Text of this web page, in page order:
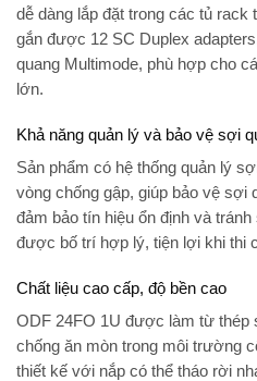
dễ dàng lắp đặt trong các tủ rack
gắn được 12 SC Duplex adapters
quang Multimode, phù hợp cho
lớn.
Khả năng quản lý và bảo vệ sợi
Sản phẩm có hệ thống quản lý
vòng chống gập, giúp bảo vệ sợi
đảm bảo tín hiệu ổn định và
được bố trí hợp lý, tiện lợi khi thi
Chất liệu cao cấp, độ bền cao
ODF 24FO 1U được làm từ thép
chống ăn mòn trong môi trường
thiết kế với nắp có thể tháo rời